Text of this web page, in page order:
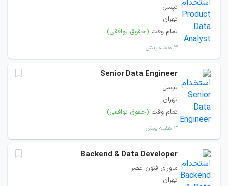
تپسل
تهران
تمام وقت (حقوق توافقی)
۳ هفته پیش
Senior Data Engineer
تپسل
تهران
تمام وقت (حقوق توافقی)
۳ هفته پیش
Backend & Data Developer
ماورای فنون عصر
تهران